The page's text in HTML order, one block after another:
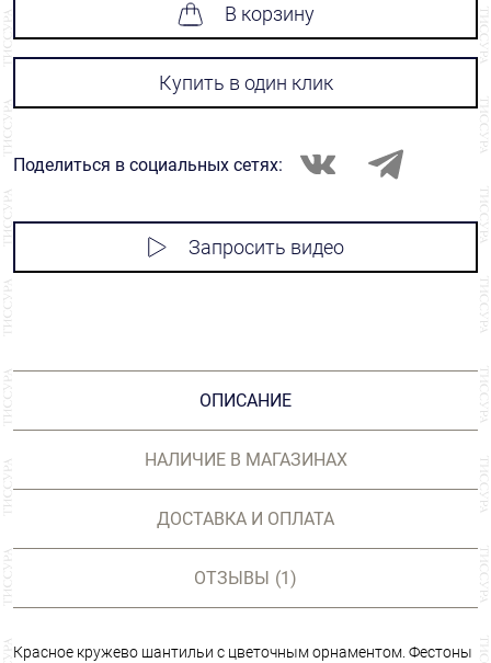
В корзину
Купить в один клик
Поделиться в социальных сетях:
Запросить видео
ОПИСАНИЕ
НАЛИЧИЕ В МАГАЗИНАХ
ДОСТАВКА И ОПЛАТА
ОТЗЫВЫ (1)
Красное кружево шантильи с цветочным орнаментом. Фестоны